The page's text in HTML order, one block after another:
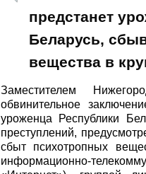
предстанет
Беларусь,
вещества в
Заместителем
обвинительное
уроженца Республики
преступлений,
сбыт психотропных
информационно-